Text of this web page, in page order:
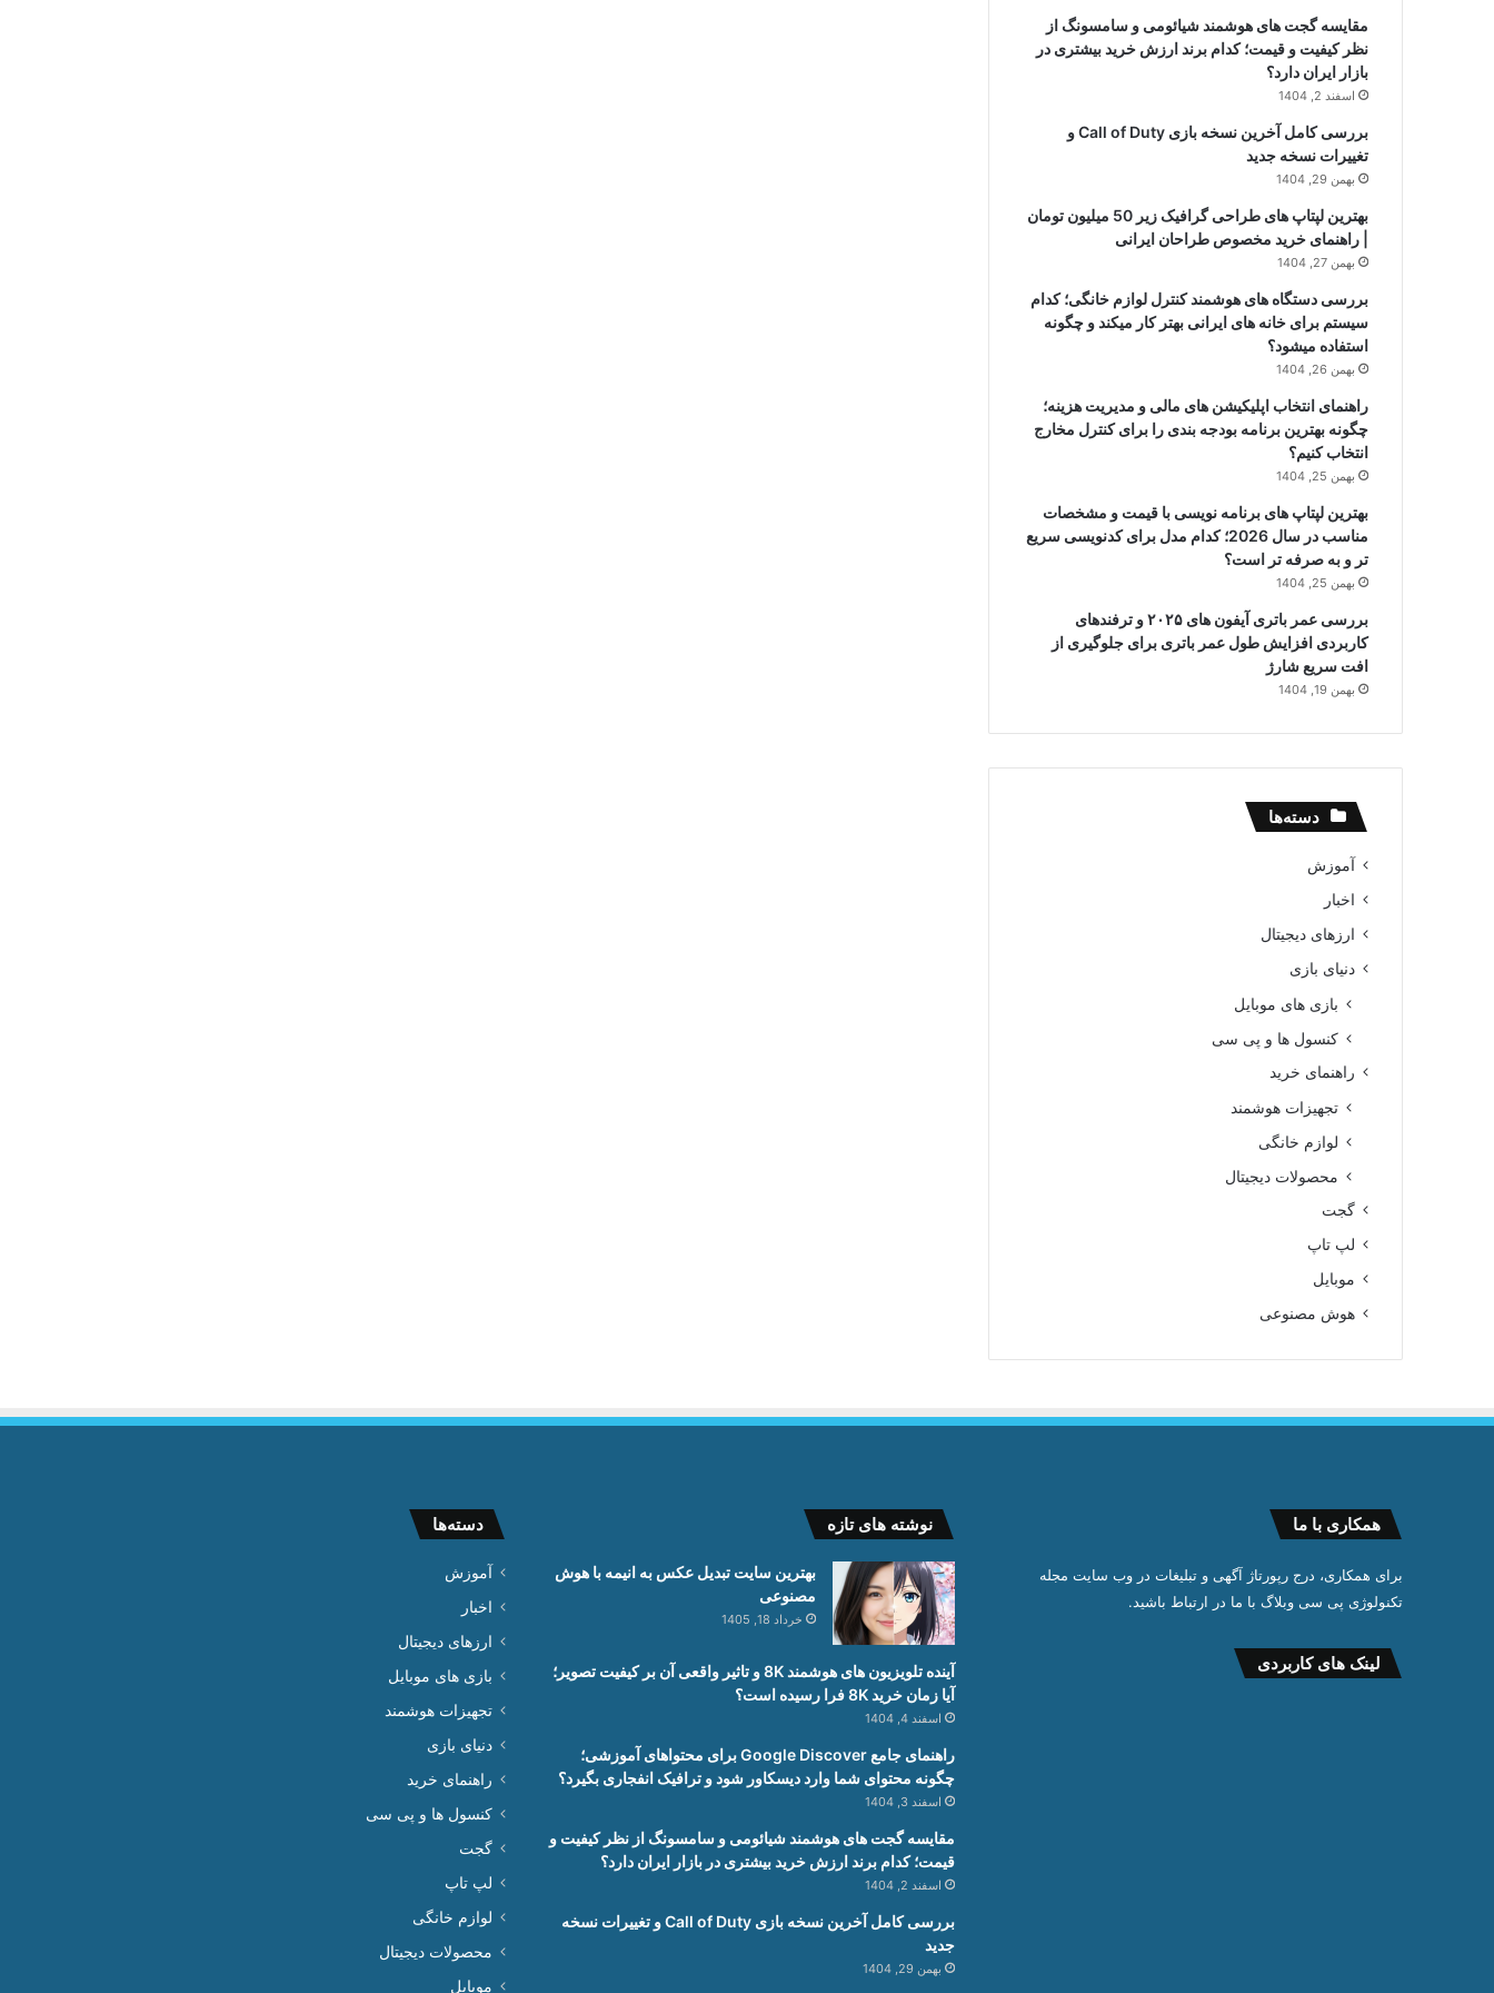
مقایسه گجت های هوشمند شیائومی و سامسونگ از
نظر کیفیت و قیمت؛ کدام برند ارزش خرید بیشتری در
بازار ایران دارد؟
اسفند 2, 1404
بررسی کامل آخرین نسخه بازی Call of Duty و
تغییرات نسخه جدید
بهمن 29, 1404
بهترین لپتاپ های طراحی گرافیک زیر 50 میلیون تومان
| راهنمای خرید مخصوص طراحان ایرانی
بهمن 27, 1404
بررسی دستگاه های هوشمند کنترل لوازم خانگی؛ کدام
سیستم برای خانه های ایرانی بهتر کار میکند و چگونه
استفاده میشود؟
بهمن 26, 1404
راهنمای انتخاب اپلیکیشن های مالی و مدیریت هزینه؛
چگونه بهترین برنامه بودجه بندی را برای کنترل مخارج
انتخاب کنیم؟
بهمن 25, 1404
بهترین لپتاپ های برنامه نویسی با قیمت و مشخصات
مناسب در سال 2026؛ کدام مدل برای کدنویسی سریع
تر و به صرفه تر است؟
بهمن 25, 1404
بررسی عمر باتری آیفون های ۲۰۲۵ و ترفندهای
کاربردی افزایش طول عمر باتری برای جلوگیری از
افت سریع شارژ
بهمن 19, 1404
دسته‌ها
آموزش
اخبار
ارزهای دیجیتال
دنیای بازی
بازی های موبایل
کنسول ها و پی سی
راهنمای خرید
تجهیزات هوشمند
لوازم خانگی
محصولات دیجیتال
گجت
لپ تاپ
موبایل
هوش مصنوعی
همکاری با ما
برای همکاری، درج رپورتاژ آگهی و تبلیغات در وب سایت مجله
تکنولوژی پی سی وبلاگ با ما در ارتباط باشید.
لینک های کاربردی
نوشته های تازه
بهترین سایت تبدیل عکس به انیمه با هوش
مصنوعی
خرداد 18, 1405
آینده تلویزیون های هوشمند 8K و تاثیر واقعی آن بر کیفیت تصویر؛
آیا زمان خرید 8K فرا رسیده است؟
اسفند 4, 1404
راهنمای جامع Google Discover برای محتواهای آموزشی؛
چگونه محتوای شما وارد دیسکاور شود و ترافیک انفجاری بگیرد؟
اسفند 3, 1404
مقایسه گجت های هوشمند شیائومی و سامسونگ از نظر کیفیت و
قیمت؛ کدام برند ارزش خرید بیشتری در بازار ایران دارد؟
اسفند 2, 1404
بررسی کامل آخرین نسخه بازی Call of Duty و تغییرات نسخه
جدید
بهمن 29, 1404
دسته‌ها
آموزش
اخبار
ارزهای دیجیتال
بازی های موبایل
تجهیزات هوشمند
دنیای بازی
راهنمای خرید
کنسول ها و پی سی
گجت
لپ تاپ
لوازم خانگی
محصولات دیجیتال
موبایل